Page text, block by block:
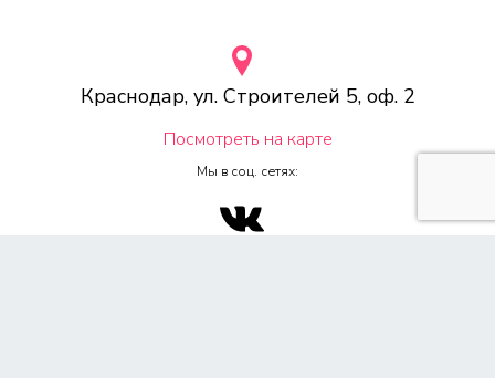
Краснодар, ул. Строителей 5, оф. 2
Посмотреть на карте
Мы в соц. сетях: